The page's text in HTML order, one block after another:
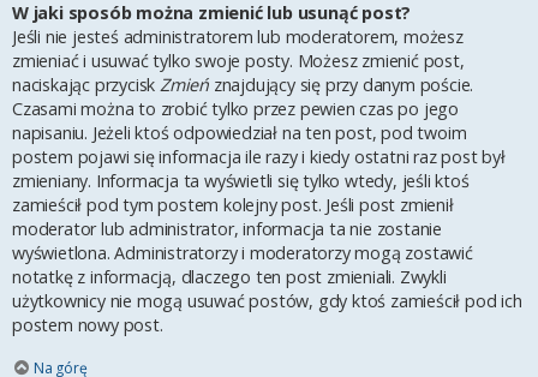
W jaki sposób można zmienić lub usunąć post?
Jeśli nie jesteś administratorem lub moderatorem, możesz
zmieniać i usuwać tylko swoje posty. Możesz zmienić post,
naciskając przycisk Zmień znajdujący się przy danym poście.
Czasami można to zrobić tylko przez pewien czas po jego
napisaniu. Jeżeli ktoś odpowiedział na ten post, pod twoim
postem pojawi się informacja ile razy i kiedy ostatni raz post był
zmieniany. Informacja ta wyświetli się tylko wtedy, jeśli ktoś
zamieścił pod tym postem kolejny post. Jeśli post zmienił
moderator lub administrator, informacja ta nie zostanie
wyświetlona. Administratorzy i moderatorzy mogą zostawić
notatkę z informacją, dlaczego ten post zmieniali. Zwykli
użytkownicy nie mogą usuwać postów, gdy ktoś zamieścił pod ich
postem nowy post.
Na górę